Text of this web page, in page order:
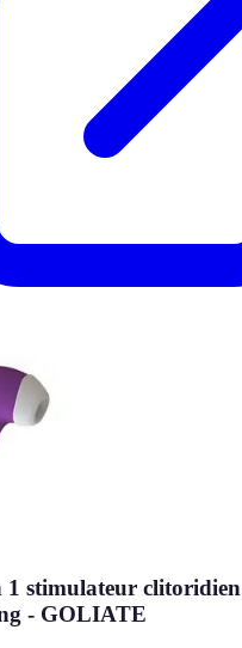
1 stimulateur
- GOLIATE